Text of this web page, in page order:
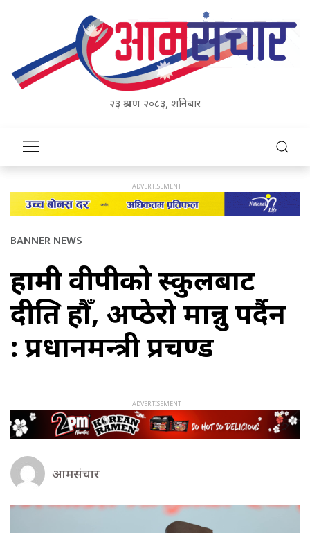
२३ श्रावण २०८३, शनिबार
BANNER NEWS
हामी वीपीको स्कुलबाट
दीक्षित हौँ, अप्ठेरो मान्नु पर्दैन
: प्रधानमन्त्री प्रचण्ड
आमसंचार